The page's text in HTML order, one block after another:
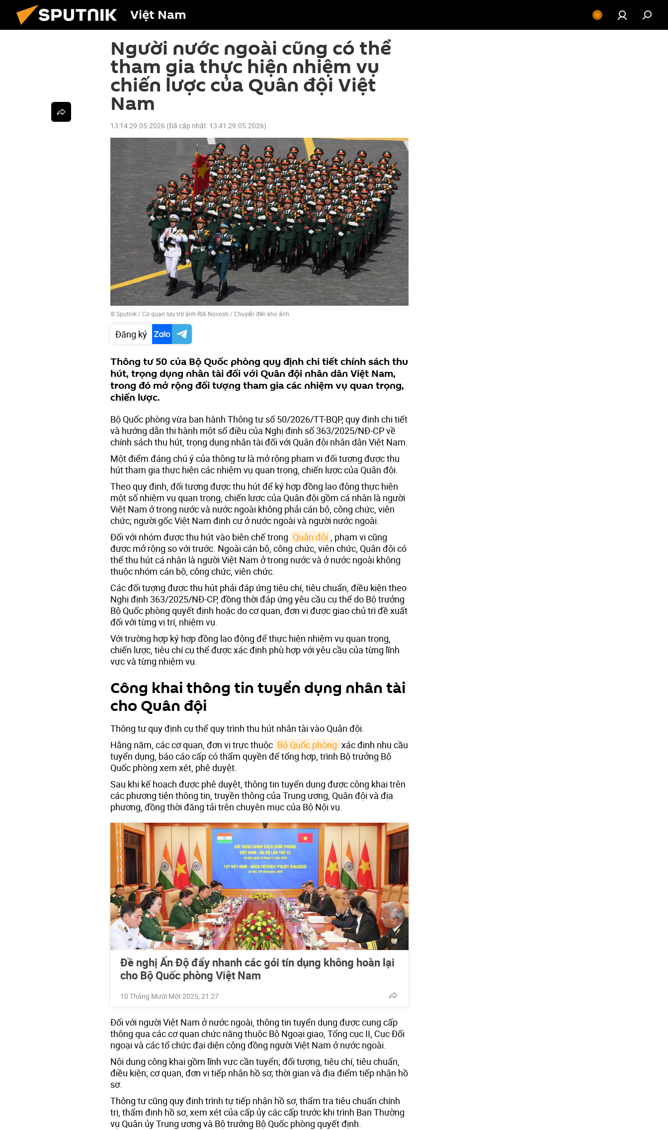
Việt Nam
Người nước ngoài cũng có thể
tham gia thực hiện nhiệm vụ
chiến lược của Quân đội Việt
Nam
13:14 29.05.2026 (Đã cập nhật: 13:41 29.05.2026)
© Sputnik / Cơ quan lưu trữ ảnh RIA Novosti /Chuyển đến kho ảnh
Đăng ký
Thông tư 50 của Bộ Quốc phòng quy định chi tiết chính sách thu
hút, trọng dụng nhân tài đối với Quân đội nhân dân Việt Nam,
trong đó mở rộng đối tượng tham gia các nhiệm vụ quan trọng,
chiến lược.
Bộ Quốc phòng vừa ban hành Thông tư số 50/2026/TT-BQP, quy định chi tiết
và hướng dẫn thi hành một số điều của Nghị định số 363/2025/NĐ-CP về
chính sách thu hút, trọng dụng nhân tài đối với Quân đội nhân dân Việt Nam.
Một điểm đáng chú ý của thông tư là mở rộng phạm vi đối tượng được thu
hút tham gia thực hiện các nhiệm vụ quan trọng, chiến lược của Quân đội.
Theo quy định, đối tượng được thu hút để ký hợp đồng lao động thực hiện
một số nhiệm vụ quan trọng, chiến lược của Quân đội gồm cá nhân là người
Việt Nam ở trong nước và nước ngoài không phải cán bộ, công chức, viên
chức; người gốc Việt Nam định cư ở nước ngoài và người nước ngoài.
Đối với nhóm được thu hút vào biên chế trong Quân đội
, phạm vi cũng
được mở rộng so với trước. Ngoài cán bộ, công chức, viên chức, Quân đội có
thể thu hút cá nhân là người Việt Nam ở trong nước và ở nước ngoài không
thuộc nhóm cán bộ, công chức, viên chức.
Các đối tượng được thu hút phải đáp ứng tiêu chí, tiêu chuẩn, điều kiện theo
Nghị định 363/2025/NĐ-CP, đồng thời đáp ứng yêu cầu cụ thể do Bộ trưởng
Bộ Quốc phòng quyết định hoặc do cơ quan, đơn vị được giao chủ trì đề xuất
đối với từng vị trí, nhiệm vụ.
Với trường hợp ký hợp đồng lao động để thực hiện nhiệm vụ quan trọng,
chiến lược, tiêu chí cụ thể được xác định phù hợp với yêu cầu của từng lĩnh
vực và từng nhiệm vụ.
Công khai thông tin tuyển dụng nhân tài
cho Quân đội
Thông tư quy định cụ thể quy trình thu hút nhân tài vào Quân đội.
Hằng năm, các cơ quan, đơn vị trực thuộc Bộ Quốc phòng xác định nhu cầu
tuyển dụng, báo cáo cấp có thẩm quyền để tổng hợp, trình Bộ trưởng Bộ
Quốc phòng xem xét, phê duyệt.
Sau khi kế hoạch được phê duyệt, thông tin tuyển dụng được công khai trên
các phương tiện thông tin, truyền thông của Trung ương, Quân đội và địa
phương, đồng thời đăng tải trên chuyên mục của Bộ Nội vụ.
Đề nghị Ấn Độ đẩy nhanh các gói tín dụng không hoàn lại
cho Bộ Quốc phòng Việt Nam
10 Tháng Mười Một 2025, 21:27
Đối với người Việt Nam ở nước ngoài, thông tin tuyển dụng được cung cấp
thông qua các cơ quan chức năng thuộc Bộ Ngoại giao, Tổng cục II, Cục Đối
ngoại và các tổ chức đại diện cộng đồng người Việt Nam ở nước ngoài.
Nội dung công khai gồm lĩnh vực cần tuyển; đối tượng, tiêu chí, tiêu chuẩn,
điều kiện; cơ quan, đơn vị tiếp nhận hồ sơ; thời gian và địa điểm tiếp nhận hồ
sơ.
Thông tư cũng quy định trình tự tiếp nhận hồ sơ, thẩm tra tiêu chuẩn chính
trị, thẩm định hồ sơ, xem xét của cấp ủy các cấp trước khi trình Ban Thường
vụ Quân ủy Trung ương và Bộ trưởng Bộ Quốc phòng quyết định.